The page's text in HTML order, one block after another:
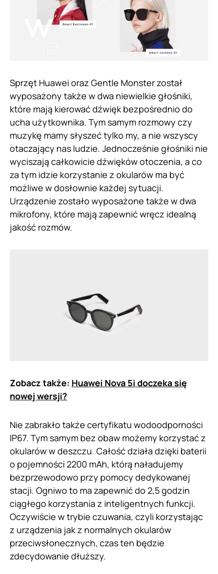
Sprzęt Huawei oraz Gentle Monster został
wyposażony także w dwa niewielkie głośniki,
które mają kierować dźwięk bezpośrednio do
ucha użytkownika. Tym samym rozmowy czy
muzykę mamy słyszeć tylko my, a nie wszyscy
otaczający nas ludzie. Jednocześnie głośniki nie
wyciszają całkowicie dźwięków otoczenia, a co
za tym idzie korzystanie z okularów ma być
możliwe w dosłownie każdej sytuacji.
Urządzenie zostało wyposażone także w dwa
mikrofony, które mają zapewnić wręcz idealną
jakość rozmów.
Zobacz także: Huawei Nova 5i doczeka się
nowej wersji?
Nie zabrakło także certyfikatu wodoodporności
IP67. Tym samym bez obaw możemy korzystać z
okularów w deszczu. Całość działa dzięki baterii
o pojemności 2200 mAh, którą naładujemy
bezprzewodowo przy pomocy dedykowanej
stacji. Ogniwo to ma zapewnić do 2,5 godzin
ciągłego korzystania z inteligentnych funkcji.
Oczywiście w trybie czuwania, czyli korzystając
z urządzenia jak z normalnych okularów
przeciwsłonecznych, czas ten będzie
zdecydowanie dłuższy.